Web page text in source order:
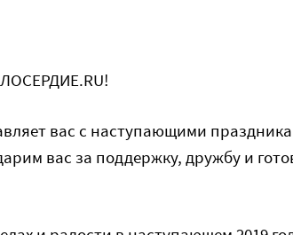
вас с наступающими
вас за поддержку, дружбу и